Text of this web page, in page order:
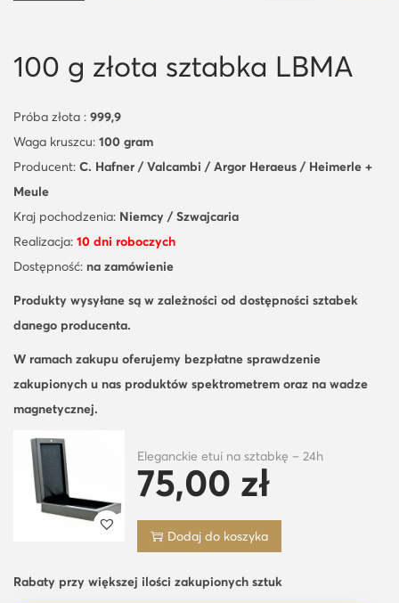
100 g złota sztabka LBMA
Próba złota : 999,9
Waga kruszcu: 100 gram
Producent: C. Hafner / Valcambi / Argor Heraeus / Heimerle +
Meule
Kraj pochodzenia: Niemcy / Szwajcaria
Realizacja: 10 dni roboczych
Dostępność: na zamówienie
Produkty wysyłane są w zależności od dostępności sztabek
danego producenta.
W ramach zakupu oferujemy bezpłatne sprawdzenie
zakupionych u nas produktów spektrometrem oraz na wadze
magnetycznej.
Eleganckie etui na sztabkę – 24h
75,00 zł
Dodaj do koszyka
Rabaty przy większej ilości zakupionych sztuk